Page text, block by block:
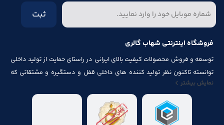
ثبت
فروشگاه اینترنتی شهاب گالری
توسعه و فروش محصولات کیفیت بالای ایرانی در راستای حمایت از تولید داخلی
توانسته تاکنون نظر تولید کننده های داخلی قفل و دستگیره و مشتقاتی که
مرتبط با درب و پنجره باشد از قبیل شماره پلاک، جک آرام بند ، فنر های در ، لولا ،
چرخ ، پیچ ، ریل ، پایه کابینت و لوازم آلات مصرف شده در کابینت را به خود جلب
نمایش بیشتر